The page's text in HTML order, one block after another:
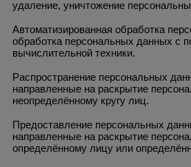
удаление, уничтожение
Автоматизированная обработка
обработка персональных данных с
вычислительной техники.
Распространение персональных
направленные на раскрытие
неопределённому кругу лиц.
Предоставление персональных
направленные на раскрытие
определённому лицу или